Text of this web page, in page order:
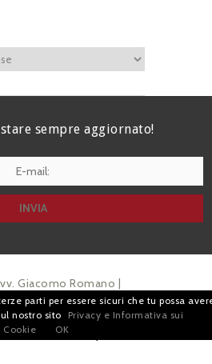
sempre aggiornato!
Giacomo Romano |
2 - 00186 Roma | P.I.
Pubblicità ePrivacy
parti per essere sicuri che tu possa
nostro sito
Privacy e Informativa sui
Cookie
OK